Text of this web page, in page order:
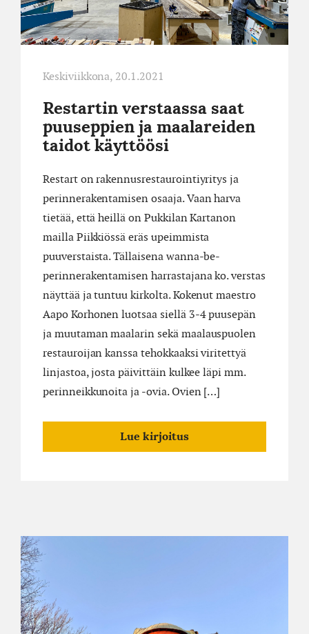
Restartin verstaassa saat
puuseppien ja maalareiden
taidot käyttöösi
Restart on rakennusrestaurointiyritys ja
perinnerakentamisen osaaja. Vaan harva
tietää, että heillä on Pukkilan Kartanon
mailla Piikkiössä eräs upeimmista
puuverstaista. Tällaisena wanna-be-
perinnerakentamisen harrastajana ko. verstas
näyttää ja tuntuu kirkolta. Kokenut maestro
Aapo Korhonen luotsaa siellä 3-4 puusepän
ja muutaman maalarin sekä maalauspuolen
restauroijan kanssa tehokkaaksi viritettyä
linjastoa, josta päivittäin kulkee läpi mm.
perinneikkunoita ja -ovia. Ovien […]
Lue kirjoitus
Keskiviikkona, 20.1.2021
Samppalinnan
Mylly
sai
Restartilta
uuden
päretakin